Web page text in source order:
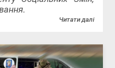
Читати далі